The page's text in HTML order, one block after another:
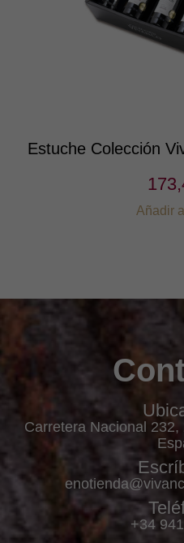
Estuche Colección
Añadir
Carretera Nacional
+34